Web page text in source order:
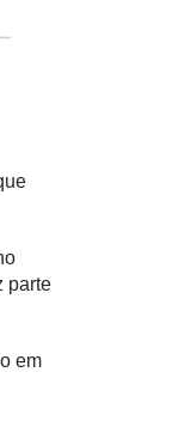
parte
em